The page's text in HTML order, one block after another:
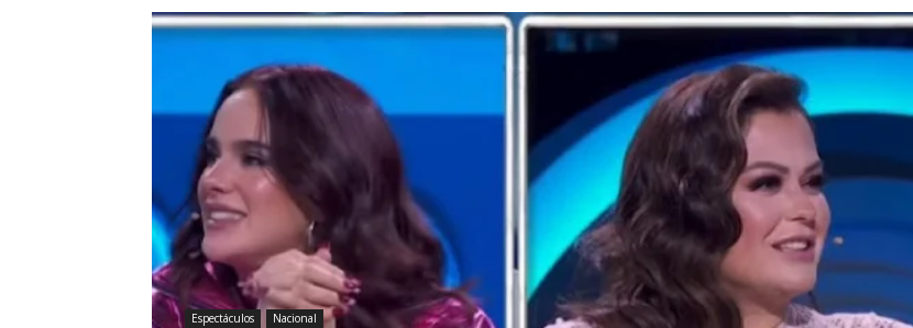
Espectáculos Nacional